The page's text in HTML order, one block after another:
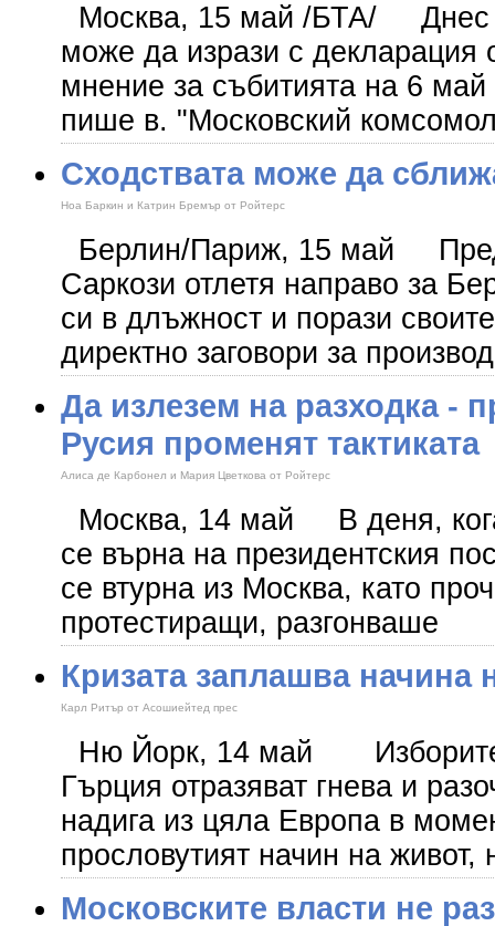
Москва, 15 май /БТА/ Днес
може да изрази с декларация
мнение за събитията на 6 май
пише в. "Московский
Сходствата може да
Ноа Баркин и Катрин Бремър от Ройтерс
Берлин/Париж, 15 май
Саркози отлетя направо за
си в длъжност и порази
директно заговори за
Да излезем на разходка -
Русия променят тактиката
Алиса де Карбонел и Мария Цветкова от Ройтерс
Москва, 14 май В деня,
се върна на президентския
се втурна из Москва, като
протестиращи, разгонваше
Кризата заплашва начина
Карл Ритър от Асошиейтед прес
Ню Йорк, 14 май Изборите
Гърция отразяват гнева и
надига из цяла Европа в
прословутият начин на живот,
Московските власти не